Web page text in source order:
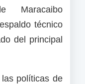
Maracaibo
técnico
del principal
políticas de